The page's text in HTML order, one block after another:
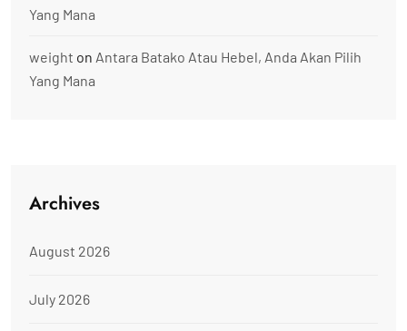
Yang Mana
weight on Antara Batako Atau Hebel, Anda Akan Pilih
Yang Mana
Archives
August 2026
July 2026